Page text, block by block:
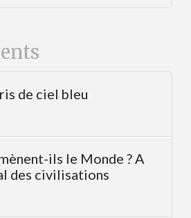
de ciel bleu
ils le Monde ? A
des civilisations